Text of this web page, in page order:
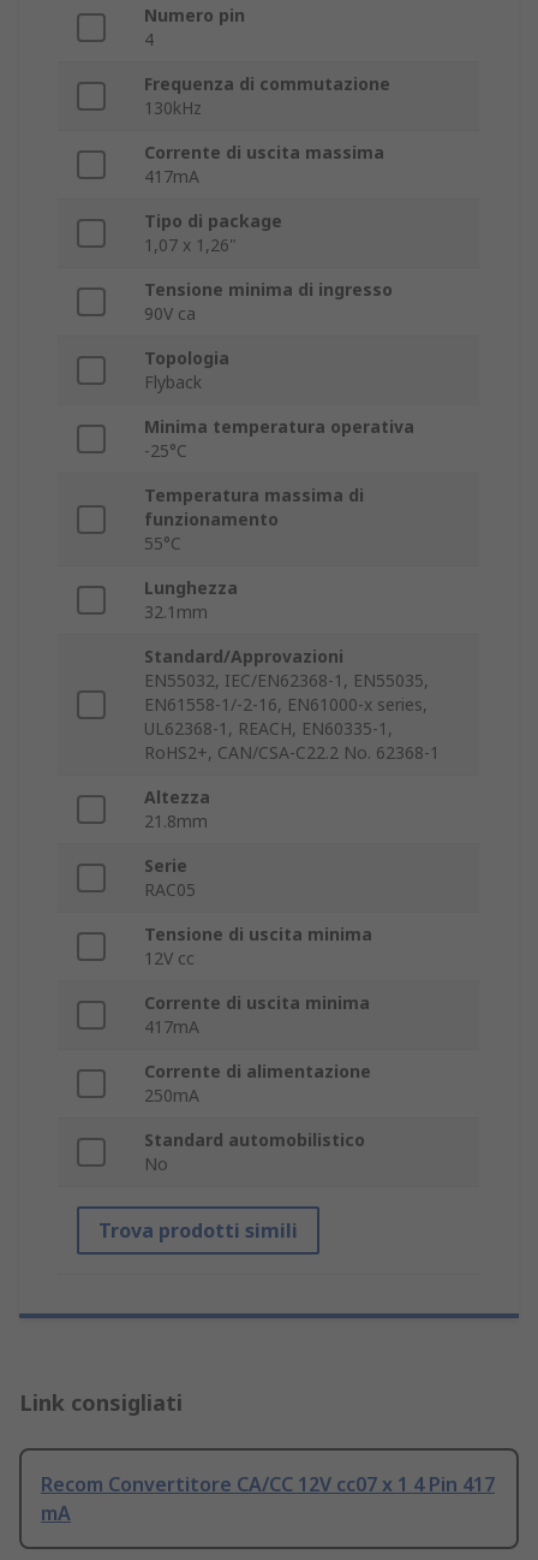
Numero pin
4
Frequenza di commutazione
130kHz
Corrente di uscita massima
417mA
Tipo di package
1,07 x 1,26"
Tensione minima di ingresso
90V ca
Topologia
Flyback
Minima temperatura operativa
-25°C
Temperatura massima di
funzionamento
55°C
Lunghezza
32.1mm
Standard/Approvazioni
EN55032, IEC/EN62368-1, EN55035,
EN61558-1/-2-16, EN61000-x series,
UL62368-1, REACH, EN60335-1,
RoHS2+, CAN/CSA-C22.2 No. 62368-1
Altezza
21.8mm
Serie
RAC05
Tensione di uscita minima
12V cc
Corrente di uscita minima
417mA
Corrente di alimentazione
250mA
Standard automobilistico
No
Trova prodotti simili
Link consigliati
Recom Convertitore CA/CC 12V cc07 x 1 4 Pin 417
mA